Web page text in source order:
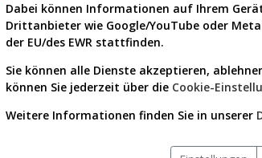
Dabei können Informationen auf Ihrem
Drittanbieter wie Google/YouTube oder
der EU/des EWR stattfinden.
Sie können alle Dienste akzeptieren,
können Sie jederzeit über die Cookie-
Weitere Informationen finden Sie in unserer